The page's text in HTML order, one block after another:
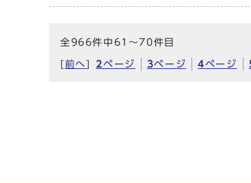
全966件中61～70件目
[前へ] 2ページ 3ページ 4ページ